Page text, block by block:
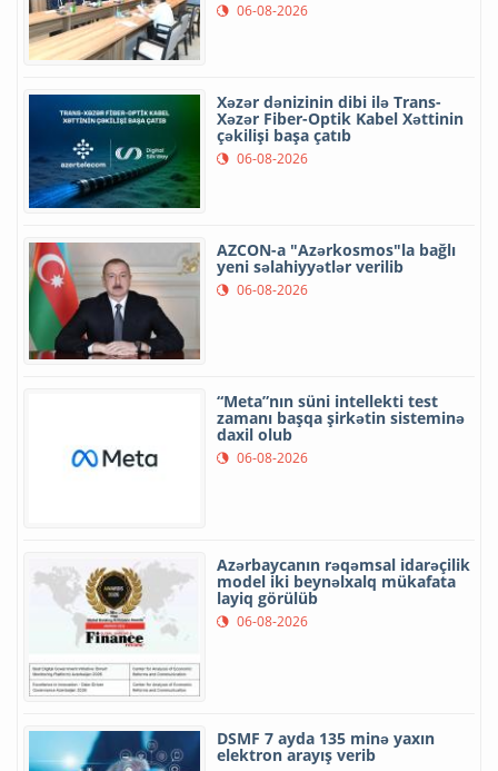
06-08-2026
Xəzər dənizinin dibi ilə Trans-
Xəzər Fiber-Optik Kabel Xəttinin
çəkilişi başa çatıb
06-08-2026
AZCON-a "Azərkosmos"la bağlı
yeni səlahiyyətlər verilib
06-08-2026
“Meta”nın süni intellekti test
zamanı başqa şirkətin sisteminə
daxil olub
06-08-2026
Azərbaycanın rəqəmsal idarəçilik
model iki beynəlxalq mükafata
layiq görülüb
06-08-2026
DSMF 7 ayda 135 minə yaxın
elektron arayış verib